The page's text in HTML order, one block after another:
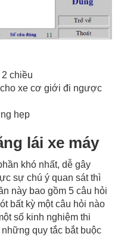
chiều
xe cơ giới đi ngược
hẹp
lái xe máy
khó nhất, dễ gây
sự chú ý quan sát thì
này bao gồm 5 câu hỏi
bất kỳ một câu hỏi nào
số kinh nghiệm thi
quy tắc bắt buộc